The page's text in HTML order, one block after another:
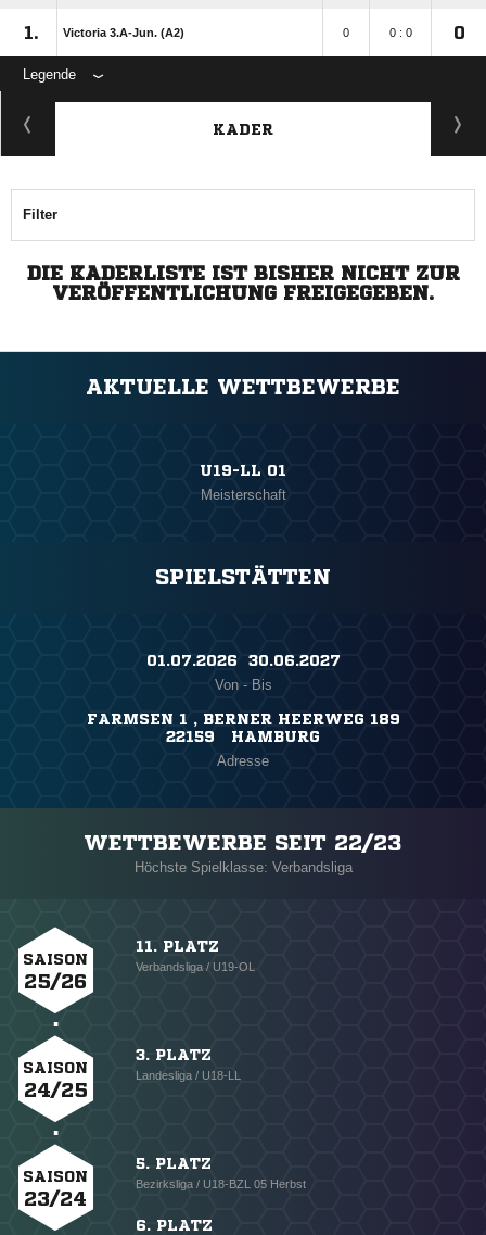
1. Victoria 3.A-Jun. (A2) 0 0 : 0 0
Legende
KADER
Filter
DIE KADERLISTE IST BISHER NICHT ZUR
VERÖFFENTLICHUNG FREIGEGEBEN.
AKTUELLE WETTBEWERBE
U19-LL 01
Meisterschaft
SPIELSTÄTTEN
01.07.2026 ​ 30.06.2027
Von - Bis
FARMSEN 1 , BERNER HEERWEG 189
22159 HAMBURG
Adresse
WETTBEWERBE SEIT 22/23
Höchste Spielklasse: Verbandsliga
SAISON
25/26
11. PLATZ
Verbandsliga / U19-OL
SAISON
24/25
3. PLATZ
Landesliga / U18-LL
SAISON
23/24
5. PLATZ
Bezirksliga / U18-BZL 05 Herbst
6. PLATZ